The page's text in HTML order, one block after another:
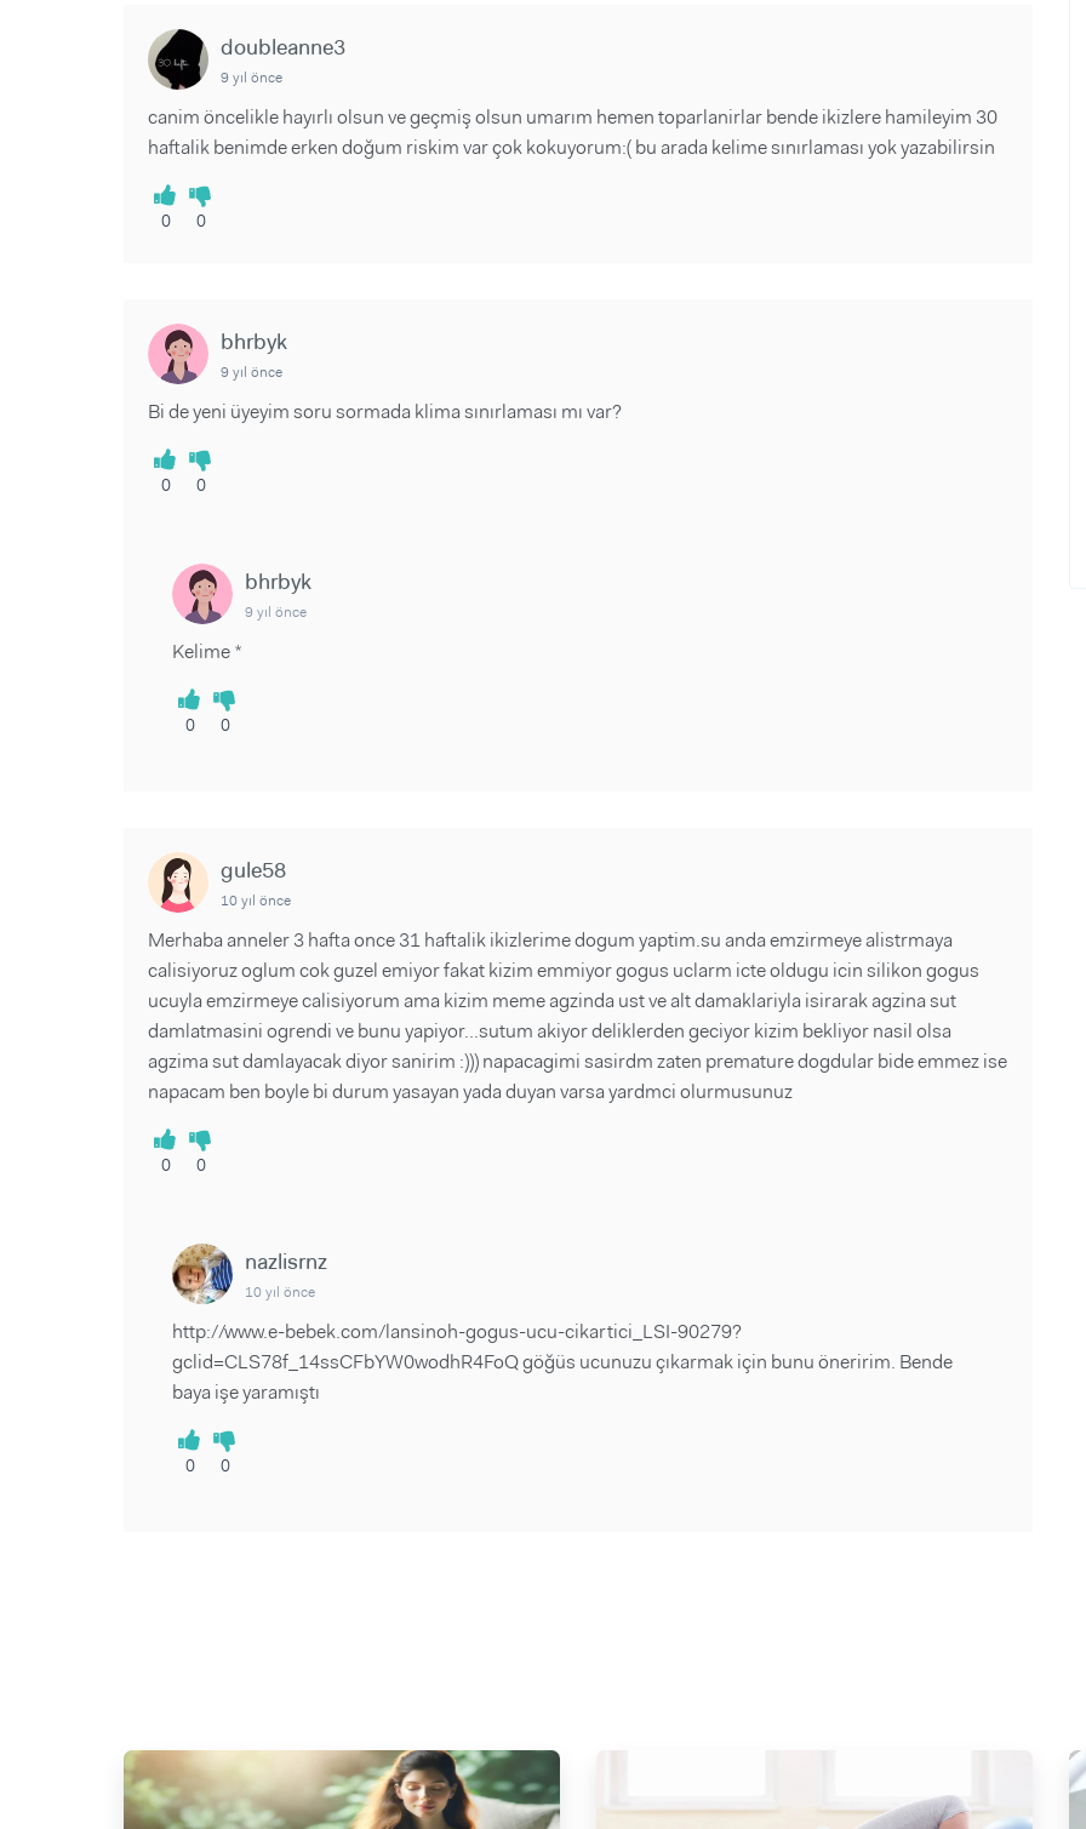
Sorular ve Yanıtlar
doubleanne3
9 yıl önce
canim öncelikle hayırlı olsun ve geçmiş olsun umarım hemen toparlanirlar bende ikizlere hamileyim 30
haftalik benimde erken doğum riskim var çok kokuyorum:( bu arada kelime sınırlaması yok yazabilirsin
0 0
bhrbyk
9 yıl önce
Bi de yeni üyeyim soru sormada klima sınırlaması mı var?
0 0
bhrbyk
9 yıl önce
Kelime *
0 0
gule58
10 yıl önce
Merhaba anneler 3 hafta once 31 haftalik ikizlerime dogum yaptim.su anda emzirmeye alistrmaya
calisiyoruz oglum cok guzel emiyor fakat kizim emmiyor gogus uclarm icte oldugu icin silikon gogus
ucuyla emzirmeye calisiyorum ama kizim meme agzinda ust ve alt damaklariyla isirarak agzina sut
damlatmasini ogrendi ve bunu yapiyor...sutum akiyor deliklerden geciyor kizim bekliyor nasil olsa
agzima sut damlayacak diyor sanirim :))) napacagimi sasirdm zaten premature dogdular bide emmez ise
napacam ben boyle bi durum yasayan yada duyan varsa yardmci olurmusunuz
0 0
nazlisrnz
10 yıl önce
http://www.e-bebek.com/lansinoh-gogus-ucu-cikartici_LSI-90279?
gclid=CLS78f_14ssCFbYW0wodhR4FoQ göğüs ucunuzu çıkarmak için bunu öneririm. Bende
baya işe yaramıştı
0 0